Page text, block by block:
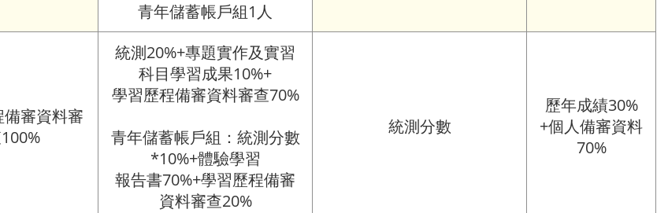
青年儲蓄帳戶組1人
審資料審
統測20%+專題實作及實習
科目學習成果10%+
學習歷程備審資料審查70%
青年儲蓄帳戶組：統測分數
*10%+體驗學習
報告書70%+學習歷程備審
資料審查20%
統測分數
歷年成績30%
+個人備審資料
70%